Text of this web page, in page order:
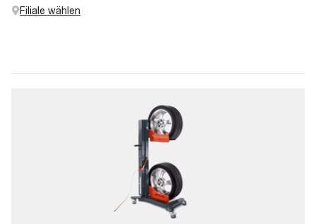
Filiale wählen